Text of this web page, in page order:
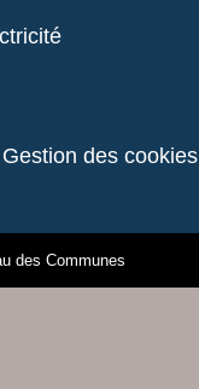
Gestion des cookies
des Communes